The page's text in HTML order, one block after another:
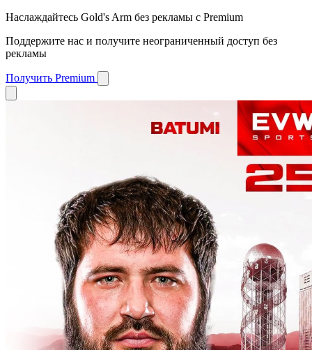
Наслаждайтесь Gold's Arm без рекламы с Premium
Поддержите нас и получите неограниченный доступ без
рекламы
Получить Premium